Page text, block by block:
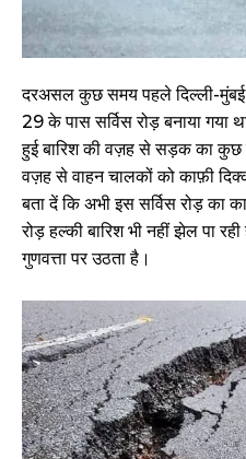
दरअसल कुछ समय पहले दिल्ली-
29 के पास सर्विस रोड़ बनाया
हुई बारिश की वज़ह से सड़क का कुछ
वज़ह से वाहन चालकों को काफ़ी
बता दें कि अभी इस सर्विस रोड़ का
रोड़ हल्की बारिश भी नहीं झेल पा
गुणवत्ता पर उठता है।